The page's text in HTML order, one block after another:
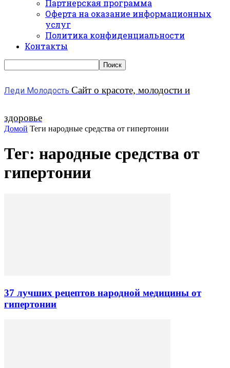
Партнерская программа
Оферта на оказание информационных
услуг
Политика конфиденциальности
Контакты
Леди Молодость Сайт о красоте, молодости и
здоровье
Домой Теги народные средства от гипертонии
Тег: народные средства от
гипертонии
37 лучших рецептов народной медицины от
гипертонии